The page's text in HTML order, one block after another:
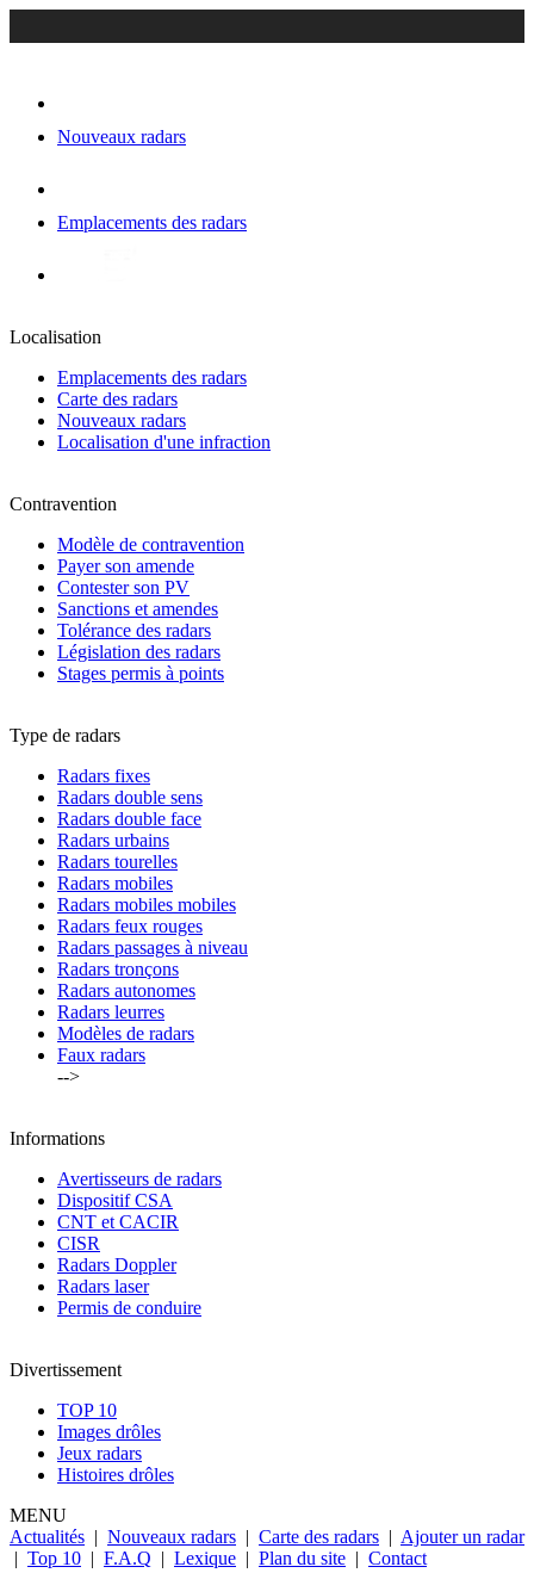
Nouveaux radars
Emplacements des radars
Localisation
Emplacements des radars
Carte des radars
Nouveaux radars
Localisation d'une infraction
Contravention
Modèle de contravention
Payer son amende
Contester son PV
Sanctions et amendes
Tolérance des radars
Législation des radars
Stages permis à points
Type de radars
Radars fixes
Radars double sens
Radars double face
Radars urbains
Radars tourelles
Radars mobiles
Radars mobiles mobiles
Radars feux rouges
Radars passages à niveau
Radars tronçons
Radars autonomes
Radars leurres
Modèles de radars
Faux radars
-->
Informations
Avertisseurs de radars
Dispositif CSA
CNT et CACIR
CISR
Radars Doppler
Radars laser
Permis de conduire
Divertissement
TOP 10
Images drôles
Jeux radars
Histoires drôles
MENU
Actualités | Nouveaux radars | Carte des radars | Ajouter un radar
| Top 10 | F.A.Q | Lexique | Plan du site | Contact